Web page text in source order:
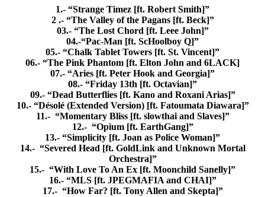
1.- “Strange Timez [ft. Robert Smith]”
2 .- “The Valley of the Pagans [ft. Beck]”
03.- “The Lost Chord [ft. Leee John]”
04.-“Pac-Man [ft. ScHoolboy Q]”
05.- “Chalk Tablet Towers [ft. St. Vincent]”
06.- “The Pink Phantom [ft. Elton John and 6LACK]
07.- “Aries [ft. Peter Hook and Georgia]”
08.- “Friday 13th [ft. Octavian]”
09.- “Dead Butterflies [ft. Kano and Roxani Arias]”
10.- “Désolé (Extended Version) [ft. Fatoumata Diawara]”
11.- “Momentary Bliss [ft. slowthai and Slaves]”
12.- “Opium [ft. EarthGang]”
13.- “Simplicity [ft. Joan as Police Woman]”
14.- “Severed Head [ft. GoldLink and Unknown Mortal
Orchestra]”
15.- “With Love To An Ex [ft. Moonchild Sanelly]”
16.- “MLS [ft. JPEGMAFIA and CHAI]”
17.- “How Far? [ft. Tony Allen and Skepta]”